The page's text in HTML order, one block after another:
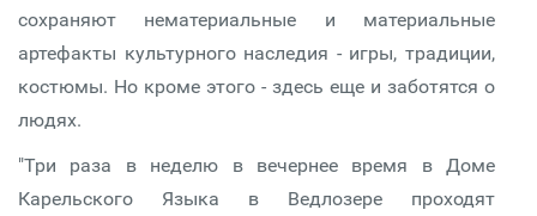
сохраняют нематериальные и материальные
артефакты культурного наследия - игры, традиции,
костюмы. Но кроме этого - здесь еще и заботятся о
людях.
"Три раза в неделю в вечернее время в Доме
Карельского Языка в Ведлозере проходят